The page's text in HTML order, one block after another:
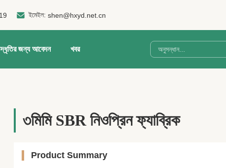
ইমেইল: shen@hxyd.net.cn
জন্য আবেদন খবর
৩মিমি SBR নিওপ্রিন ফ্যাব্রিক
Product Summary